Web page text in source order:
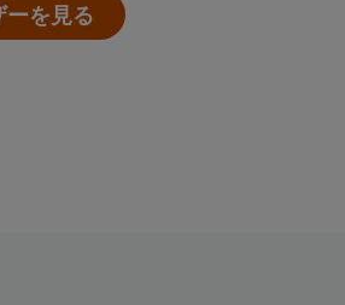
ーを見る